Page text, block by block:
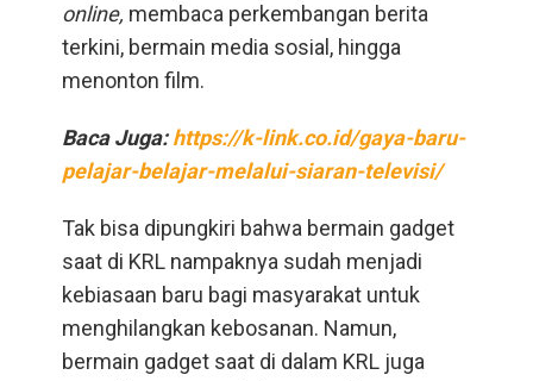
online, membaca perkembangan berita
terkini, bermain media sosial, hingga
menonton film.
Baca Juga:https://k-link.co.id/gaya-baru-
pelajar-belajar-melalui-siaran-televisi/
Tak bisa dipungkiri bahwa bermain gadget
saat di KRL nampaknya sudah menjadi
kebiasaan baru bagi masyarakat untuk
menghilangkan kebosanan. Namun,
bermain gadget saat di dalam KRL juga